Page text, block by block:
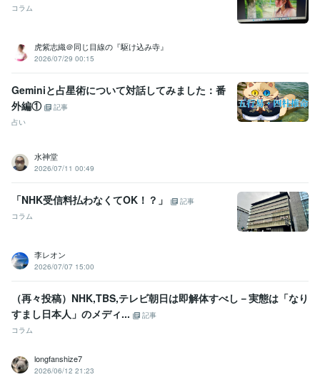
コラム
虎紫志織＠同じ目線の『駆け込み寺』
2026/07/29 00:15
Geminiと占星術について対話してみました：番
外編①
記事
占い
水神堂
2026/07/11 00:49
「NHK受信料払わなくてOK！？」
記事
コラム
李レオン
2026/07/07 15:00
（再々投稿）NHK,TBS,テレビ朝日は即解体すべし－実態は「なり
すまし日本人」のメディ...
記事
コラム
longfanshize7
2026/06/12 21:23